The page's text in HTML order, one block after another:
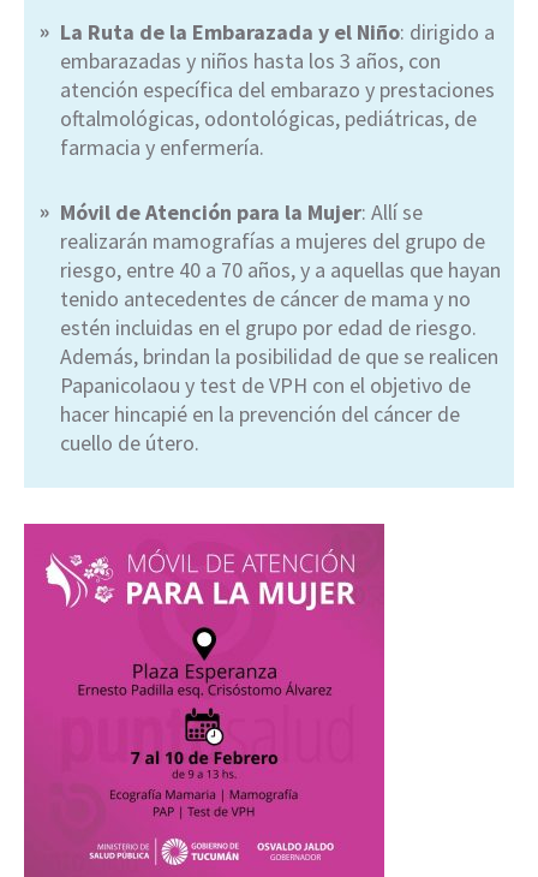
La Ruta de la Embarazada y el Niño: dirigido a
embarazadas y niños hasta los 3 años, con
atención específica del embarazo y prestaciones
oftalmológicas, odontológicas, pediátricas, de
farmacia y enfermería.
Móvil de Atención para la Mujer: Allí se
realizarán mamografías a mujeres del grupo de
riesgo, entre 40 a 70 años, y a aquellas que hayan
tenido antecedentes de cáncer de mama y no
estén incluidas en el grupo por edad de riesgo.
Además, brindan la posibilidad de que se realicen
Papanicolaou y test de VPH con el objetivo de
hacer hincapié en la prevención del cáncer de
cuello de útero.